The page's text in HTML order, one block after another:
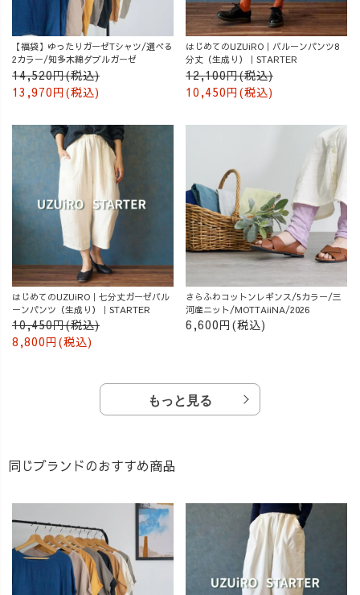
【福袋】ゆったりガーゼTシャツ/選べる
2カラー/知多木綿ダブルガーゼ
14,520円(税込)
13,970円(税込)
はじめてのUZUiRO｜バルーンパンツ8
分丈（生成り）｜STARTER
12,100円(税込)
10,450円(税込)
はじめてのUZUiRO｜七分丈ガーゼバル
ーンパンツ（生成り）｜STARTER
10,450円(税込)
8,800円(税込)
さらふわコットンレギンス/5カラー/三
河産ニット/MOTTAiiNA/2026
6,600円(税込)
もっと見る
同じブランドのおすすめ商品